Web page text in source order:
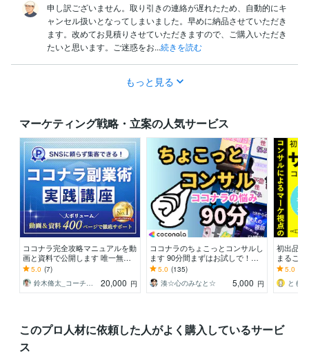
申し訳ございません。取り引きの連絡が遅れたため、自動的にキ
ャンセル扱いとなってしまいました。早めに納品させていただき
ます。改めてお見積りさせていただきますので、ご購入いただき
たいと思います。ご迷惑をお...続きを読む
もっと見る
マーケティング戦略・立案の人気サービス
ココナラ完全攻略マニュアルを動
画と資料で公開します 唯一無二
の強みを商品化！最短で収益を上
げる方法
5.0 (7)
鈴木脩太_コーチング＆集客コンサルタント
20,000 円
ココナラのちょこっとコンサルし
ます 90分間まずはお試しで！コ
コナラについてのご相談ならコ
コ！
5.0 (135)
湊☆心のみなと☆
5,000 円
初出品
まるご
応！画
付！
5.0
とも
このプロ人材に依頼した人がよく購入しているサービ
ス